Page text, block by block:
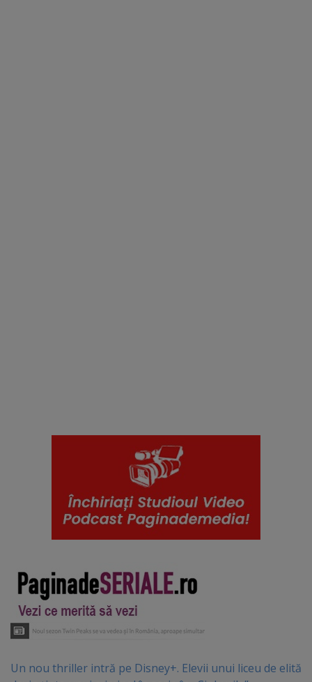
Un nou thriller intră pe Disney+. Elevii unui liceu de elită